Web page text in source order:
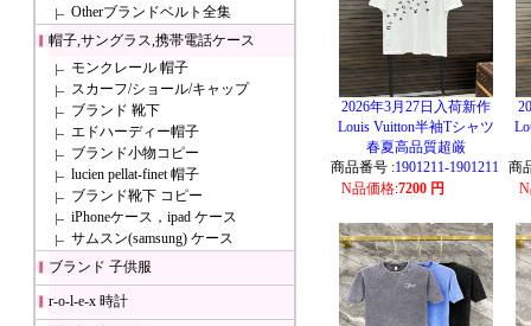
Otherブランドベルト全集
帽子,サングラス,携帯電話ケース
モンクレール 帽子
スカーフ/ショール/キャップ
ブランド 靴下
エドハーディー帽子
ブランド小物コピー
lucien pellat-finet 帽子
ブランド靴下 コピー
iPhoneケース，ipad ケース
サムスン(samsung) ケース
ブランド 子供服
r-o-l-e-x 時計
2026年3月27日入荷新作
Louis Vuitton半袖Tシャツ
春夏高品質超厳
商品番号 :1901211-1901211
N品価格:7200 円
商